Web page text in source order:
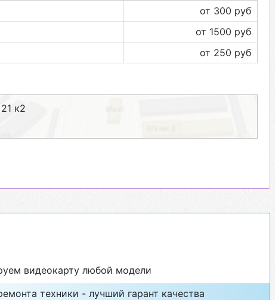
от 300 руб
от 1500 руб
от 250 руб
к2
видеокарту любой модели
техники - лучший гарант качества